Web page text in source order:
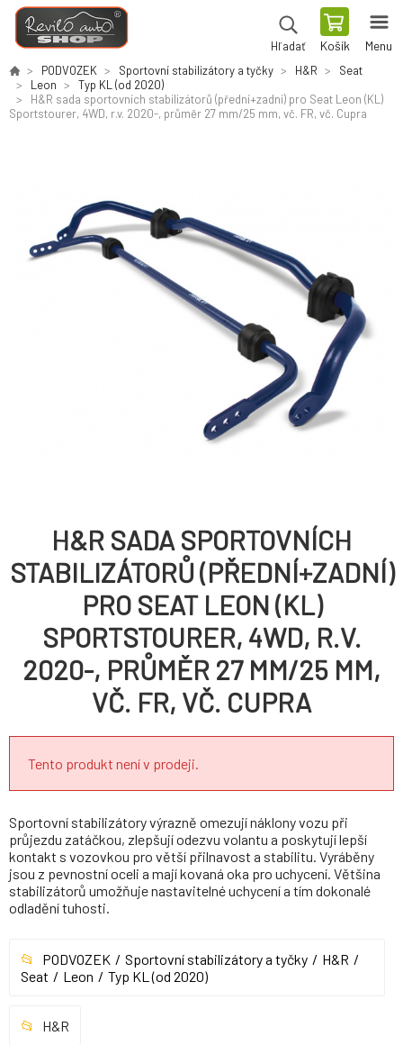
Hľadať Košík Menu
PODVOZEK Sportovní stabilizátory a tyčky H&R
Seat
Leon
Typ KL (od 2020)
H&R sada sportovních stabilizátorů (přední+zadní) pro Seat Leon (KL)
Sportstourer, 4WD, r.v. 2020-, průměr 27 mm/25 mm, vč. FR, vč. Cupra
H&R SADA SPORTOVNÍCH
STABILIZÁTORŮ (PŘEDNÍ+ZADNÍ)
PRO SEAT LEON (KL)
SPORTSTOURER, 4WD, R.V.
2020-, PRŮMĚR 27 MM/25 MM,
VČ. FR, VČ. CUPRA
Tento produkt není v prodeji.
Sportovní stabilizátory výrazně omezují náklony vozu při
průjezdu zatáčkou, zlepšují odezvu volantu a poskytují lepší
kontakt s vozovkou pro větší přilnavost a stabilitu. Vyráběny
jsou z pevnostní oceli a mají kovaná oka pro uchycení. Většina
stabilizátorů umožňuje nastavitelné uchycení a tím dokonalé
odladění tuhosti.
PODVOZEK Sportovní stabilizátory a tyčky
H&R
Seat
Leon Typ KL (od 2020)
H&R